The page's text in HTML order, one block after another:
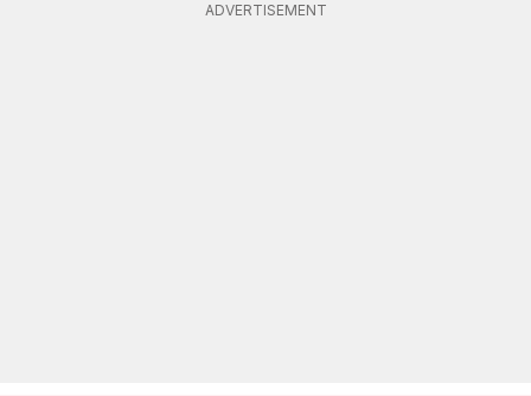
ADVERTISEMENT